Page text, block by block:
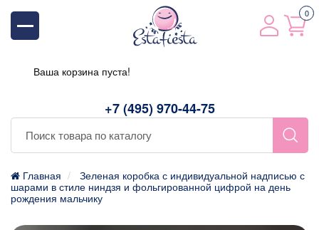
+7 (495) 970-44-75
0
Ваша корзина пуста!
Главная
Зеленая коробка с индивидуальной надписью с
шарами в стиле ниндзя и фольгированной цифрой на день
рождения мальчику